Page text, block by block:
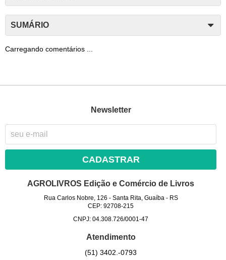
SUMÁRIO
Carregando comentários ...
Newsletter
CADASTRAR
AGROLIVROS Edição e Comércio de Livros
Rua Carlos Nobre, 126 - Santa Rita, Guaíba- RS
CEP: 92708-215
CNPJ: 04.308.726/0001-47
Atendimento
(51) 3402.-0793